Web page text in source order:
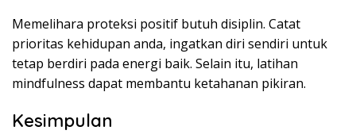
Memelihara proteksi positif butuh disiplin. Catat
prioritas kehidupan anda, ingatkan diri sendiri untuk
tetap berdiri pada energi baik. Selain itu, latihan
mindfulness dapat membantu ketahanan pikiran.
Kesimpulan